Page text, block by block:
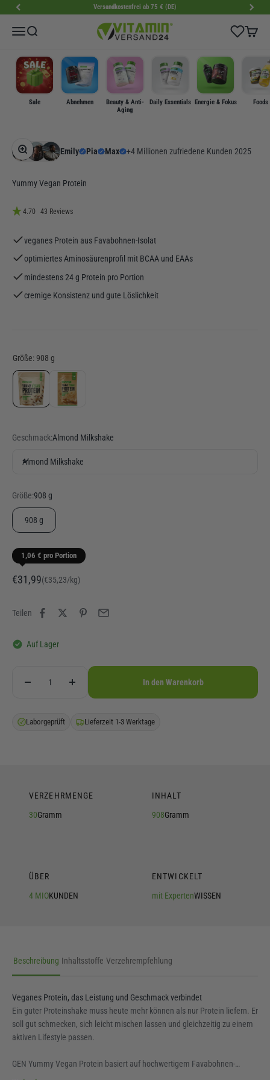
Zum Inhalt springen Versandkostenfrei ab 75 € (DE)
MenüSuche VitaminVersand24 Wishlist
Sale Abnehmen
Beauty & Anti-
Aging
Daily Essentials Energie & Fokus Foods
Bild vergrößern
Emily Pia Max +4 Millionen zufriedene Kunden 2025
Yummy Vegan Protein
4.70 43 Reviews
veganes Protein aus Favabohnen-Isolat
optimiertes Aminosäurenprofil mit BCAA und EAAs
mindestens 24 g Protein pro Portion
cremige Konsistenz und gute Löslichkeit
Geschmack:Almond Milkshake
Almond Milkshake
Größe:908 g
908 g
1,06 € pro Portion
Angebot
€31,99(€35,23/kg)
Teilen
Auf Lager
In den Warenkorb
Laborgeprüft Lieferzeit 1-3 Werktage
VERZEHRMENGE
30Gramm
INHALT
908Gramm
ÜBER
4 MIOKUNDEN
ENTWICKELT
mit ExpertenWISSEN
Beschreibung Inhaltsstoffe Verzehrempfehlung
Veganes Protein, das Leistung und Geschmack verbindet
Ein guter Proteinshake muss heute mehr können als nur Protein liefern. Er
soll gut schmecken, sich leicht mischen lassen und gleichzeitig zu einem
aktiven Lifestyle passen.
GEN Yummy Vegan Protein basiert auf hochwertigem Favabohnen-